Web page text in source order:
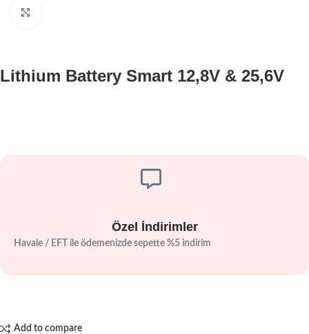
Lithium Battery Smart 12,8V & 25,6V
Özel İndirimler
Havale / EFT ile ödemenizde sepette %5 indirim
Add to compare